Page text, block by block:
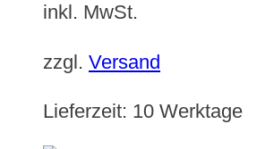
inkl. MwSt.
zzgl. Versand
Lieferzeit: 10 Werktage